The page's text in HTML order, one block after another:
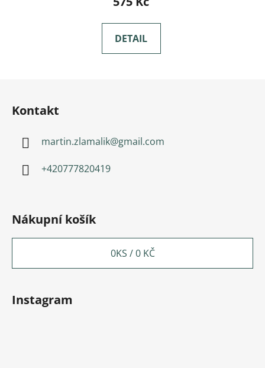
DETAIL
Kontakt
martin.zlamalik@gmail.com
+420777820419
Nákupní košík
0KS /0 KČ
Instagram